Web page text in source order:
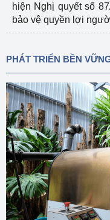
hiện Nghị quyết số
bảo vệ quyền lợi
PHÁT TRIỂN BỀN